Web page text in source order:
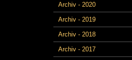
Archiv - 2020
Archiv - 2019
Archiv - 2018
Archiv - 2017